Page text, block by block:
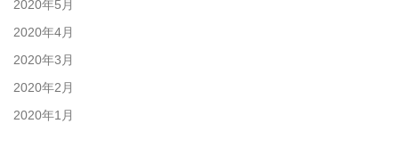
2020年5月
2020年4月
2020年3月
2020年2月
2020年1月